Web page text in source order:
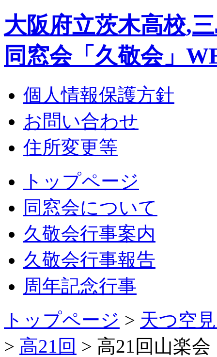
大阪府立茨木高校,
同窓会「久敬会」
個人情報保護方針
お問い合わせ
住所変更等
トップページ
同窓会について
久敬会行事案内
久敬会行事報告
周年記念行事
トップページ > 天つ空
> 高21回 > 高21回山楽会